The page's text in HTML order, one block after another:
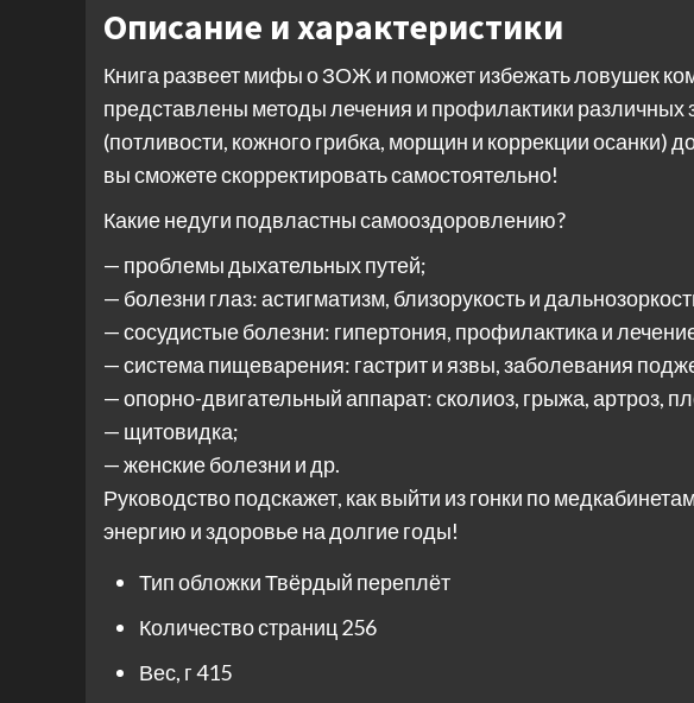
Описание и характеристики
Книга развеет мифы о ЗОЖ и поможет избежать ловушек
представлены методы лечения и профилактики различных
(потливости, кожного грибка, морщин и коррекции осанки)
вы сможете скорректировать самостоятельно!
Какие недуги подвластны самооздоровлению?
— проблемы дыхательных путей;
— болезни глаз: астигматизм, близорукость и
— сосудистые болезни: гипертония, профилактика и
— система пищеварения: гастрит и язвы, заболевания
— опорно-двигательный аппарат: сколиоз, грыжа, артроз,
— щитовидка;
— женские болезни и др.
Руководство подскажет, как выйти из гонки по
энергию и здоровье на долгие годы!
Тип обложкиТвёрдый переплёт
Количество страниц256
Вес, г415